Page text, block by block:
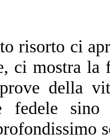
ci apre la
ci mostra la
della
fedele